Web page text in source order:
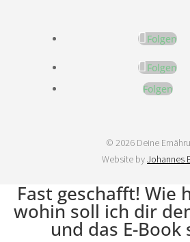
Folgen
Folgen
Folgen
© 2026 Deine
Website byJohannes
Fast geschafft! Wie
wohin soll ich dir
und das E-Book